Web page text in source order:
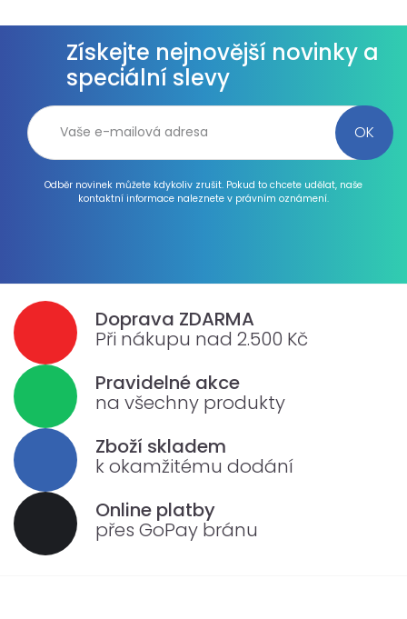
Získejte nejnovější novinky a
speciální slevy
Odběr novinek můžete kdykoliv zrušit. Pokud to chcete udělat, naše
kontaktní informace naleznete v právním oznámení.
Doprava ZDARMA
Při nákupu nad 2.500 Kč
Pravidelné akce
na všechny produkty
Zboží skladem
k okamžitému dodání
Online platby
přes GoPay bránu